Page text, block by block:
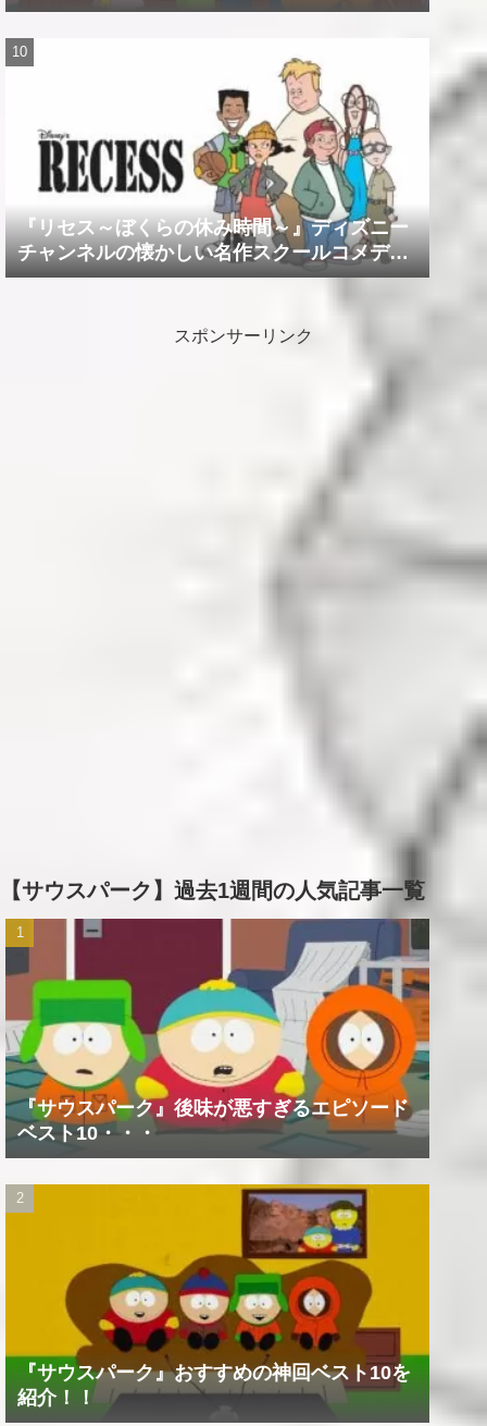
『リセス～ぼくらの休み時間～』ディズニー
チャンネルの懐かしい名作スクールコメデ
ィ！！
スポンサーリンク
【サウスパーク】過去1週間の人気記事一覧
『サウスパーク』後味が悪すぎるエピソード
ベスト10・・・
『サウスパーク』おすすめの神回ベスト10を
紹介！！